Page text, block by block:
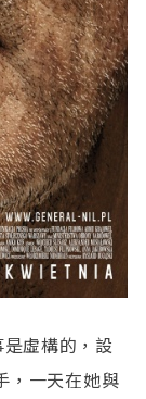
虛構的，設
，一天在她與